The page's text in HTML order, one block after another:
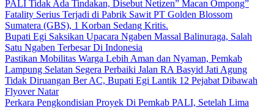
PALI Tidak Ada Tindakan, Disebut Netizen” Macan Ompong”
Fatality Serius Terjadi di Pabrik Sawit PT Golden Blossom
Sumatera (GBS), 1 Korban Sedang Kritis.
Bupati Egi Saksikan Upacara Ngaben Massal Balinuraga, Salah
Satu Ngaben Terbesar Di Indonesia
Pastikan Mobilitas Warga Lebih Aman dan Nyaman, Pemkab
Lampung Selatan Segera Perbaiki Jalan RA Basyid Jati Agung
Tidak Diruangan Ber AC, Bupati Egi Lantik 12 Pejabat Dibawah
Flyover Natar
Perkara Pengkondisian Proyek Di Pemkab PALI, Setelah Lima